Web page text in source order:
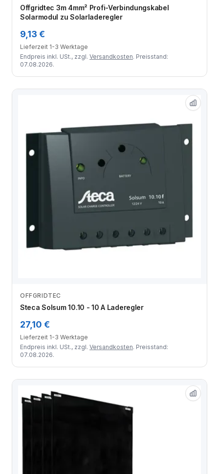
Offgridtec 3m 4mm² Profi-Verbindungskabel
Solarmodul zu Solarladeregler
9,13 €
Lieferzeit 1-3 Werktage
Endpreis inkl. USt., zzgl. Versandkosten. Preisstand:
07.08.2026.
OFFGRIDTEC
Steca Solsum 10.10 - 10 A Laderegler
27,10 €
Lieferzeit 1-3 Werktage
Endpreis inkl. USt., zzgl. Versandkosten. Preisstand:
07.08.2026.